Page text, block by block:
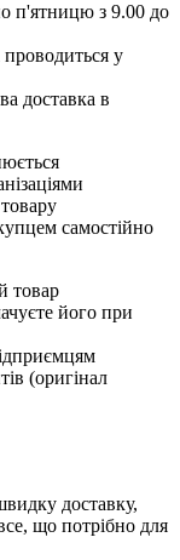
п'ятницю з 9.00 до
проводиться у
доставка в
самостійно
товар
його при
(оригінал
доставку,
що потрібно для